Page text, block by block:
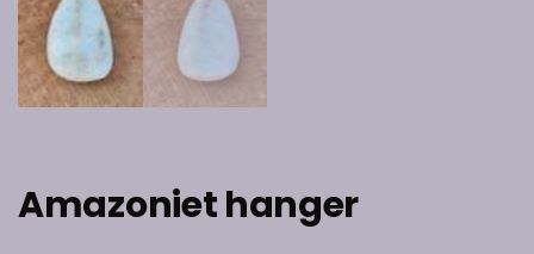
Amazoniet hanger